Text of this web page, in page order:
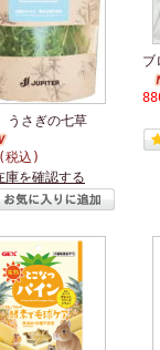
うさぎの七草
(税込)
庫を確認する
ブ